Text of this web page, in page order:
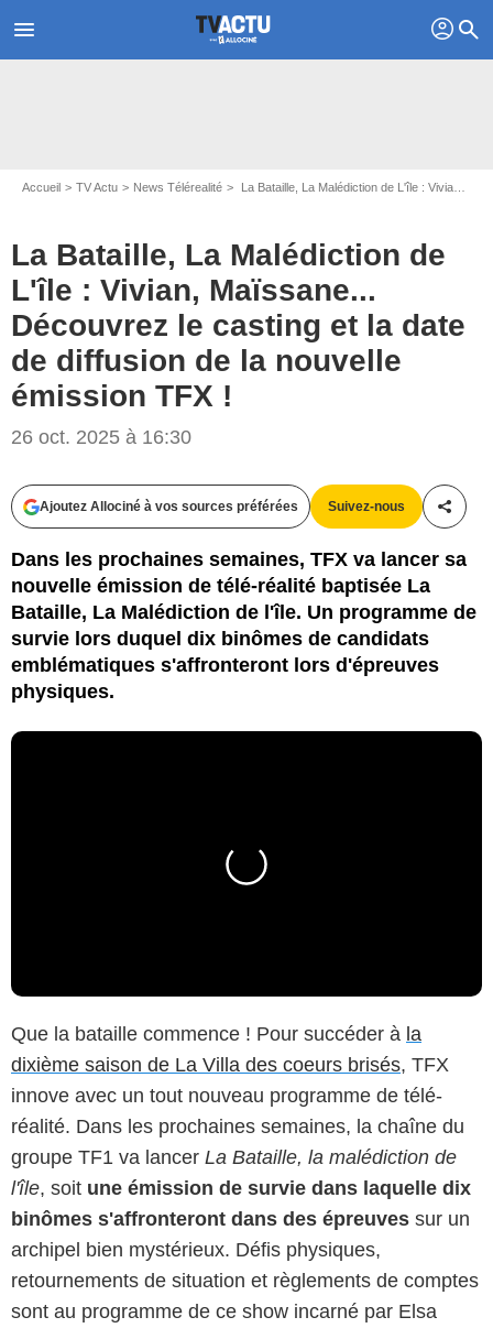
menu profil search
Accueil TV Actu News Télérealité La Bataille, La Malédiction de L'île : Vivian, Maïssane... Découvrez le casting et la date de diffusion de la nouvelle émission TFX !
La Bataille, La Malédiction de
L'île : Vivian, Maïssane...
Découvrez le casting et la date
de diffusion de la nouvelle
émission TFX !
26 oct. 2025 à 16:30
Ajoutez Allociné à vos sources préférées Suivez-nous
Dans les prochaines semaines, TFX va lancer sa
nouvelle émission de télé-réalité baptisée La
Bataille, La Malédiction de l'île. Un programme de
survie lors duquel dix binômes de candidats
emblématiques s'affronteront lors d'épreuves
physiques.
Que la bataille commence ! Pour succéder à la
dixième saison de La Villa des coeurs brisés, TFX
innove avec un tout nouveau programme de télé-
réalité. Dans les prochaines semaines, la chaîne du
groupe TF1 va lancer La Bataille, la malédiction de
l'île, soit une émission de survie dans laquelle dix
binômes s'affronteront dans des épreuves sur un
archipel bien mystérieux. Défis physiques,
retournements de situation et règlements de comptes
sont au programme de ce show incarné par Elsa